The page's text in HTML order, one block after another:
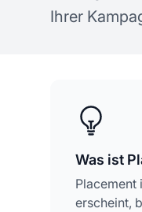
Ihrer
Was ist
Placement
erscheint,